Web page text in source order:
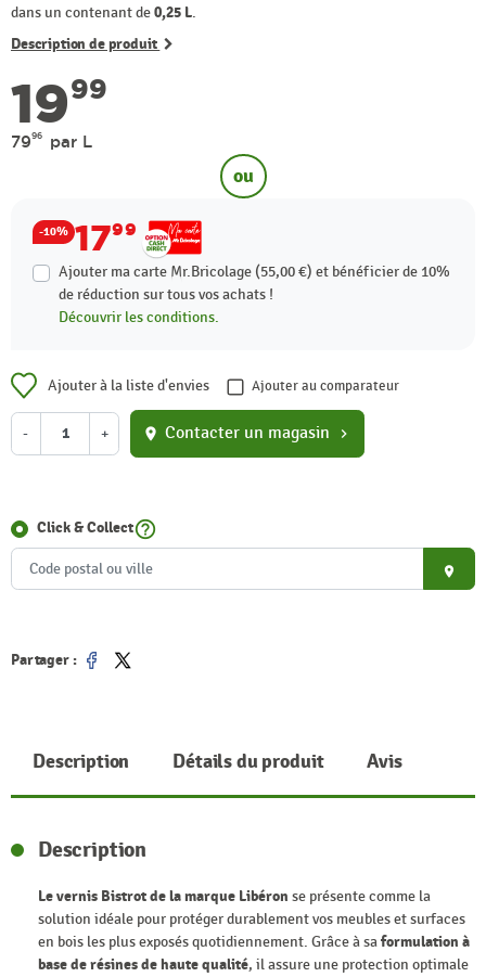
dans un contenant de0,25 L.
Description de produit
1999
7996 par L
ou
-10% 1799
Ajouter ma carte Mr.Bricolage (55,00 €) et bénéficier de 10%
de réduction sur tous vos achats !
Découvrir les conditions.
Ajouter à la liste d'envies Ajouter au comparateur
- + location_on Contacter un magasin chevron_right
Click & Collecthelp_outline
place
Partager :
Partager
Tweet
Description Détails du produit Avis
Description
Le vernis Bistrot de la marque Libéron se présente comme la
solution idéale pour protéger durablement vos meubles et surfaces
en bois les plus exposés quotidiennement. Grâce à saformulation à
base de résines de haute qualité, il assure une protection optimale